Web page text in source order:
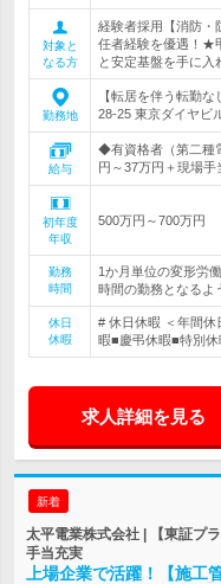
対象と
なる方
経験者採用【消防
任者経験を優遇！★
と安定基盤を手に入
勤務地
【転居を伴う転勤
28-25 東京ダイヤビ
給与
◆有資格者（第二種
円～37万円＋現場
初年度
年収
500万円～700万円
勤務
時間
1か月単位の変形労
時間の勤務となるよ
休日
休暇
# 休日休暇 ＜年間
暇■慶弔休暇■特別
求人詳細を見る
新着
太平電業株式会社 | 【東証プ
手当充実
上場企業で活躍！【施工